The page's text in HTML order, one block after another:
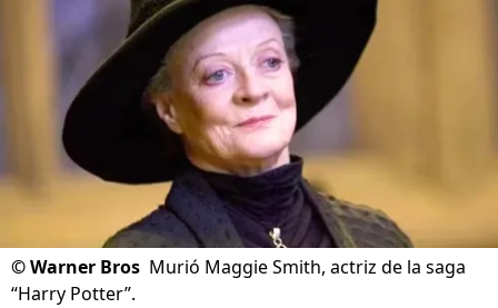
©Warner Bros Murió Maggie Smith, actriz de la saga
“Harry Potter”.